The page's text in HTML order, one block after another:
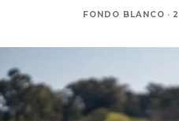
FONDO BLANCO ·